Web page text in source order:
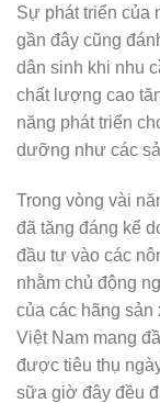
Sự phát triển của
gần đây cũng
dân sinh khi nhu
chất lượng cao
năng phát triển
dưỡng như các
Trong vòng vài
đã tăng đáng kể
đầu tư vào các
nhằm chủ động
của các hãng
Việt Nam mang
được tiêu thụ
sữa giờ đây đều